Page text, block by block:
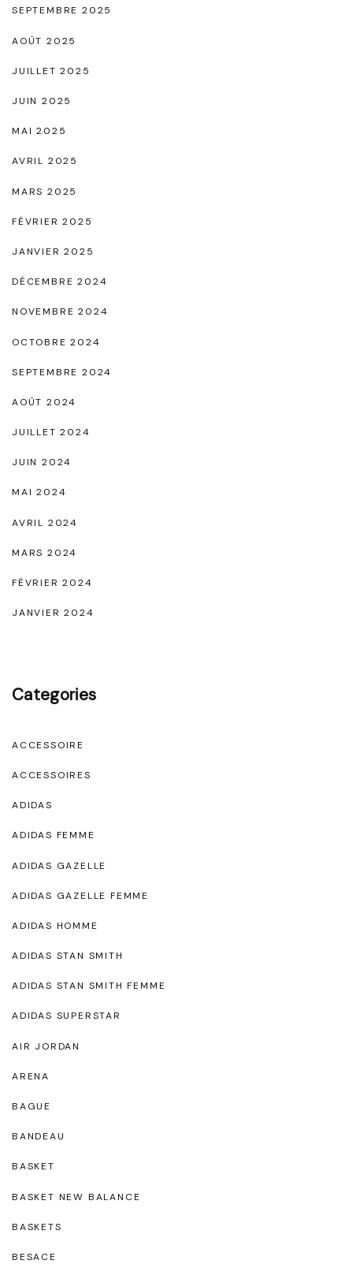
e
n
"
SEPTEMBRE 2025
AOÛT 2025
JUILLET 2025
JUIN 2025
MAI 2025
AVRIL 2025
MARS 2025
FÉVRIER 2025
JANVIER 2025
DÉCEMBRE 2024
NOVEMBRE 2024
OCTOBRE 2024
SEPTEMBRE 2024
AOÛT 2024
JUILLET 2024
JUIN 2024
MAI 2024
AVRIL 2024
MARS 2024
FÉVRIER 2024
JANVIER 2024
Categories
ACCESSOIRE
ACCESSOIRES
ADIDAS
ADIDAS FEMME
ADIDAS GAZELLE
ADIDAS GAZELLE FEMME
ADIDAS HOMME
ADIDAS STAN SMITH
ADIDAS STAN SMITH FEMME
ADIDAS SUPERSTAR
AIR JORDAN
ARENA
BAGUE
BANDEAU
BASKET
BASKET NEW BALANCE
BASKETS
BESACE